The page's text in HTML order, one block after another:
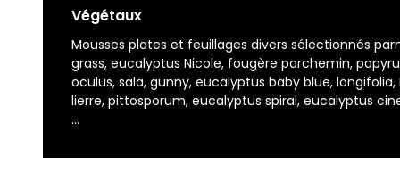
Végétaux
Mousses plates et feuillages divers sélectionnés
grass, eucalyptus Nicole, fougère parchemin,
oculus, sala, gunny, eucalyptus baby blue,
lierre, pittosporum, eucalyptus spiral, eucalyptus
...